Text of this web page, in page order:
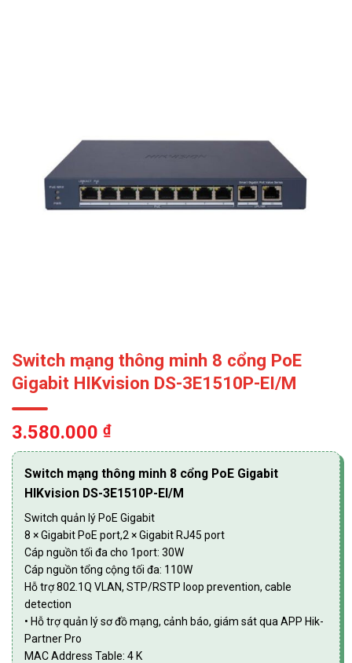
Switch mạng thông minh 8 cổng PoE
Gigabit HIKvision DS-3E1510P-EI/M
3.580.000 ₫
Switch mạng thông minh 8 cổng PoE Gigabit
HIKvision DS-3E1510P-EI/M
Switch quản lý PoE Gigabit
8 × Gigabit PoE port,2 × Gigabit RJ45 port
Cáp nguồn tối đa cho 1port: 30W
Cáp nguồn tổng cộng tối đa: 110W
Hỗ trợ 802.1Q VLAN, STP/RSTP loop prevention, cable
detection
• Hỗ trợ quản lý sơ đồ mạng, cảnh báo, giám sát qua APP Hik-
Partner Pro
MAC Address Table: 4 K